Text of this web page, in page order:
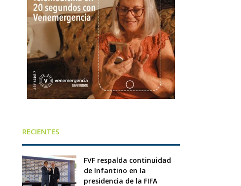
RECIENTES
FVF respalda continuidad
de Infantino en la
presidencia de la FIFA